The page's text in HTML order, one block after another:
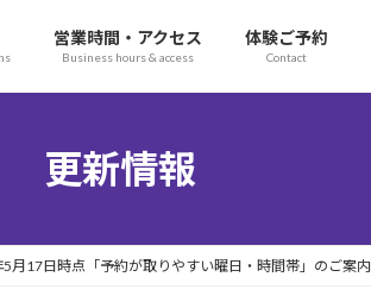
営業時間・アクセス
Business hours & access
体験ご予約
Contact
更新情報
5月17日時点「予約が取りやすい曜日・時間帯」のご案内